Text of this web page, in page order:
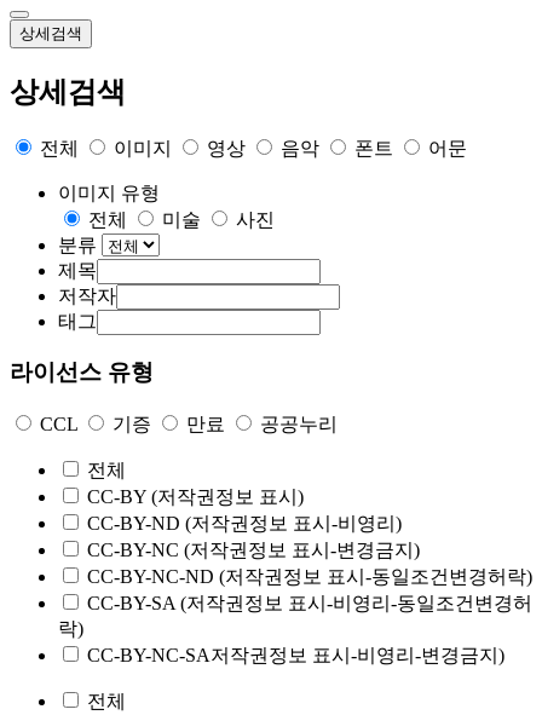
상세검색
상세검색
전체 이미지 영상 음악 폰트 어문
이미지 유형
전체
미술
사진
분류
제목
저작자
태그
라이선스 유형
CCL 기증 만료 공공누리
전체
CC-BY (저작권정보 표시)
CC-BY-ND (저작권정보 표시-비영리)
CC-BY-NC (저작권정보 표시-변경금지)
CC-BY-NC-ND (저작권정보 표시-동일조건변경허락)
CC-BY-SA (저작권정보 표시-비영리-동일조건변경허
락)
CC-BY-NC-SA저작권정보 표시-비영리-변경금지)
전체